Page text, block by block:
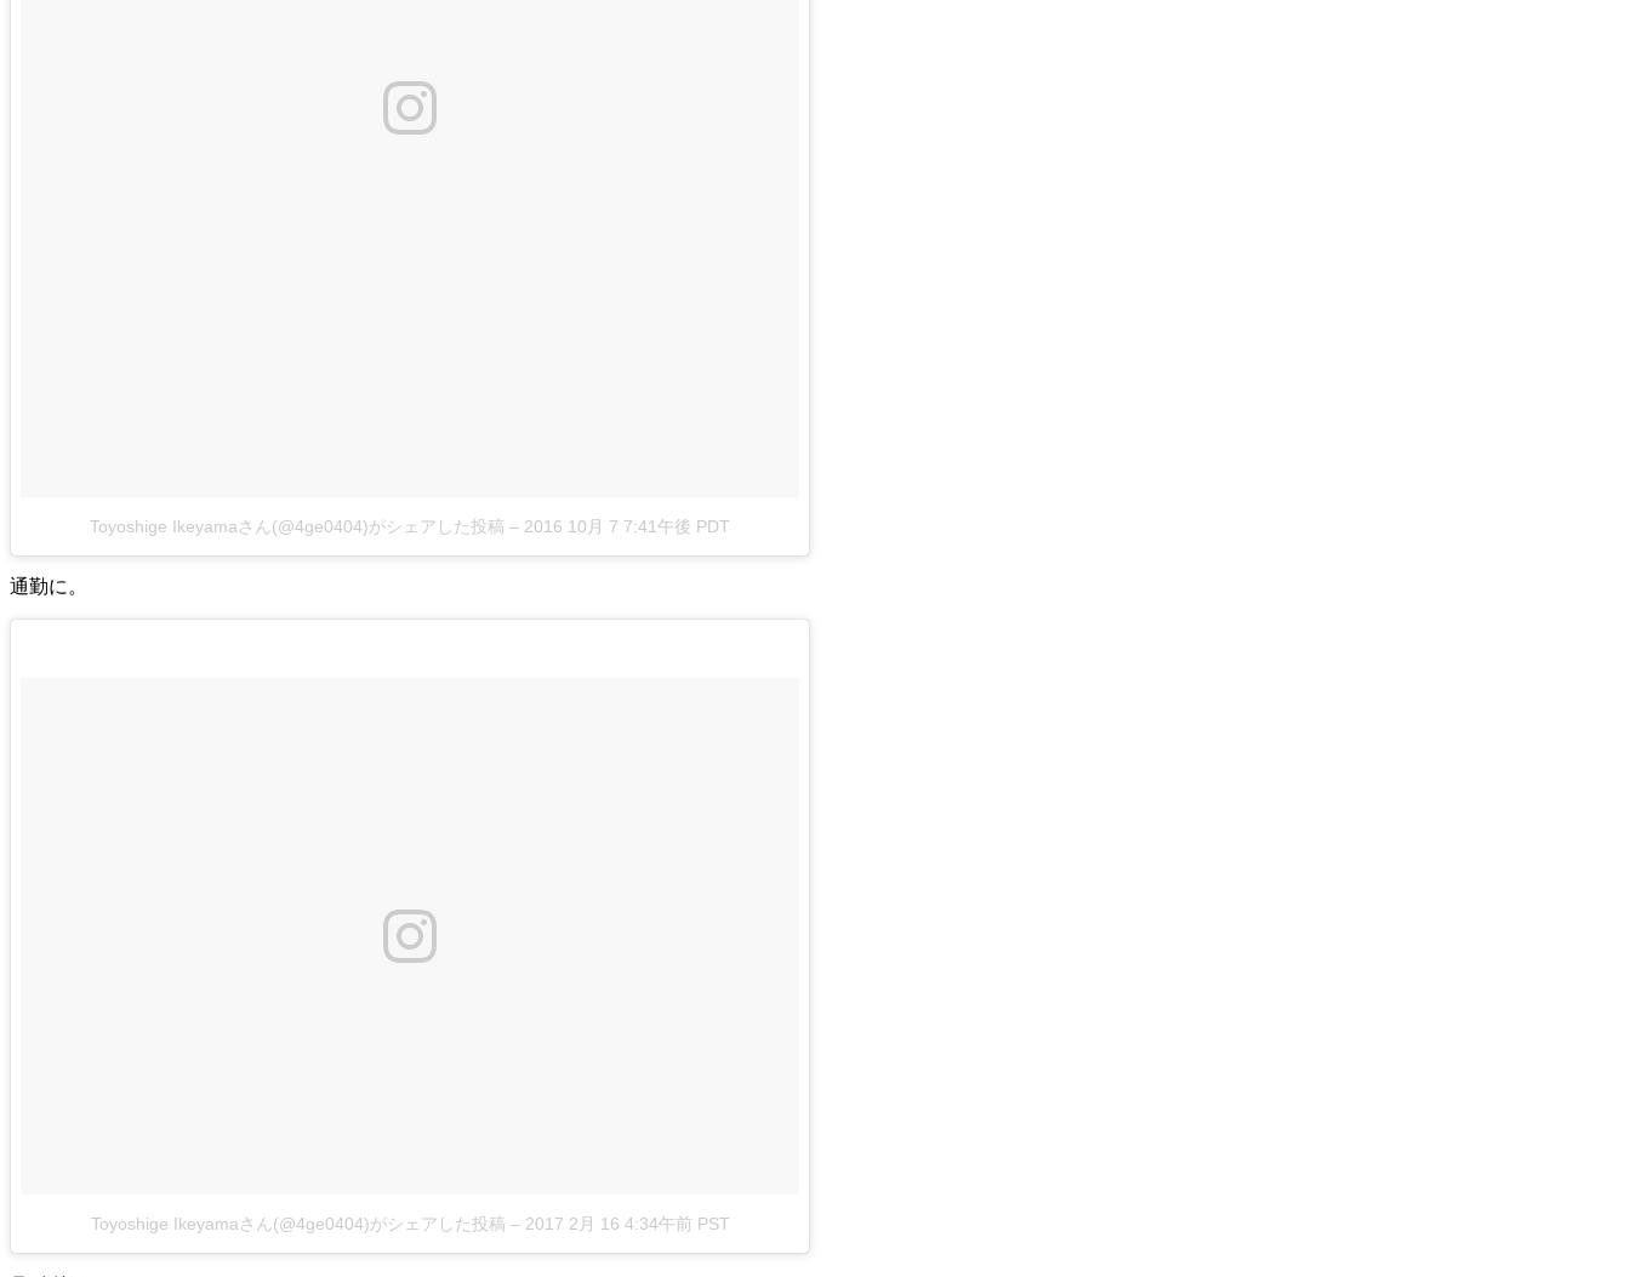
Toyoshige Ikeyamaさん(@4ge0404)がシェアした投稿 – 2016 10月 7 7:41午後 PDT
通勤に。
Toyoshige Ikeyamaさん(@4ge0404)がシェアした投稿 – 2017 2月 16 4:34午前 PST